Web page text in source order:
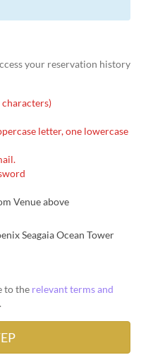
your reservation history
letter, one lowercase
Venue above
Seagaia Ocean Tower
to the relevant terms and